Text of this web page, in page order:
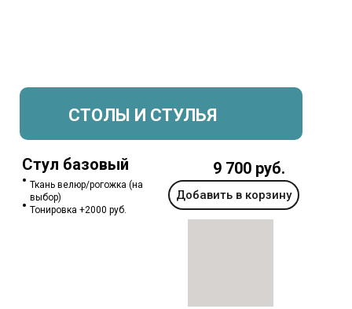
Добавить в корзину
9 700 руб.
Ткань велюр/рогожка (на
выбор)
Тонировка +2000 руб.
Стул базовый
СТОЛЫ И СТУЛЬЯ